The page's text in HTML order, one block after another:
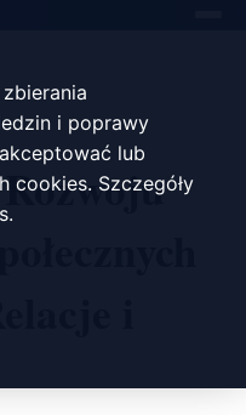
i poprawy
lub
cookies. Szczegóły
.
i